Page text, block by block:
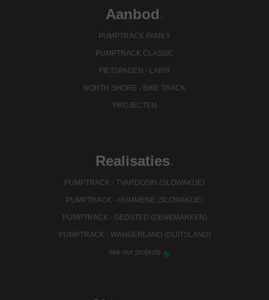
Aanbod.
PUMPTRACK FAMILY
PUMPTRACK CLASSIC
FIETSPADEN - LARIX
NORTH SHORE - BIKE TRACK
PROJECTEN
Realisaties.
PUMPTRACK - TVARDOSIN (SLOWAKIJE)
PUMPTRACK - HUMMENE (SLOWAKIJE)
PUMPTRACK - GEDSTED (DENEMARKEN)
PUMPTRACK - WANGERLAND (DUITSLAND)
see our projects